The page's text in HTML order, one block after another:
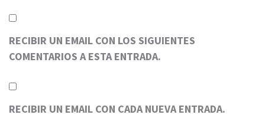
RECIBIR UN EMAIL CON LOS SIGUIENTES
COMENTARIOS A ESTA ENTRADA.
RECIBIR UN EMAIL CON CADA NUEVA ENTRADA.